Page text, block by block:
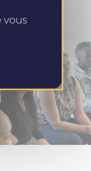
vous